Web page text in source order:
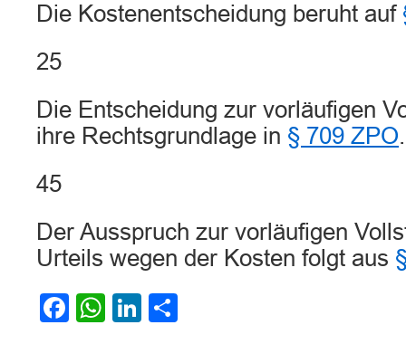
Die Kostenentscheidung beruht auf
25
Die Entscheidung zur vorläufigen
ihre Rechtsgrundlage in § 709 ZPO.
45
Der Ausspruch zur vorläufigen
Urteils wegen der Kosten folgt aus
Facebook
WhatsApp
LinkedIn